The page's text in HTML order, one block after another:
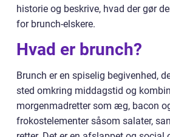
historie og beskrive, hvad der gør
for brunch-elskere.
Hvad er brunch?
Brunch er en spiselig begivenhed,
sted omkring middagstid og
morgenmadretter som æg, bacon
frokostelementer såsom salater,